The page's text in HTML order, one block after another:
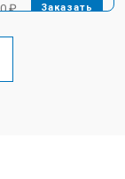
₽ Заказать
₽